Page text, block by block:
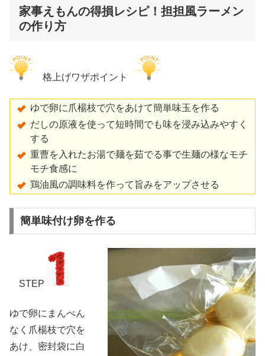
家事えもんの得損レシピ！担担風ラーメン
の作り方
格上げワザポイント
ゆで卵に爪楊枝で穴をあけて簡単味玉を作る
だしの原液を使って短時間でも味を浸み込みやすく
する
重曹を入れたお湯で麺を茹でる事で生麺の様なモチ
モチ食感に
鶏油風の調味料を作って旨みをアップさせる
簡単味付け卵を作る
STEP
ゆで卵にまんべん
なく爪楊枝で穴を
あけ、密封袋に白